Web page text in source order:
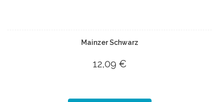
Mainzer Schwarz
12,09 €